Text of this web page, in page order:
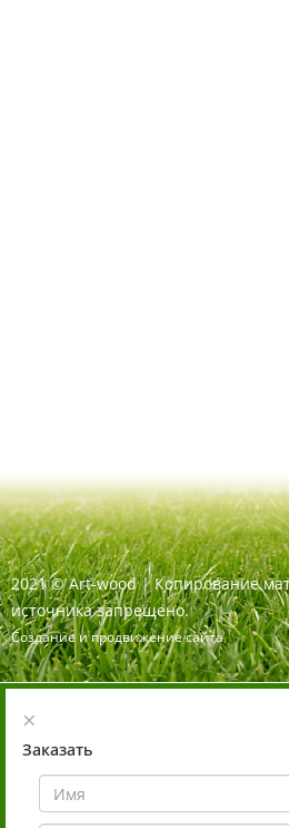
2021 ©Art-wood |Копирование
источника запрещено.
Создание и продвижение сайта
×
Заказать